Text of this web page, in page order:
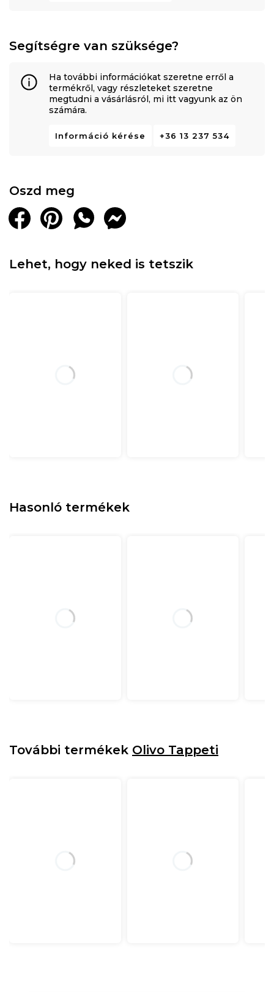
Segítségre van szüksége?
Ha további információkat szeretne erről a
termékről, vagy részleteket szeretne
megtudni a vásárlásról, mi itt vagyunk az ön
számára.
Információ kérése +36 13 237 534
Oszd meg
Lehet, hogy neked is tetszik
Hasonló termékek
További termékek Olivo Tappeti